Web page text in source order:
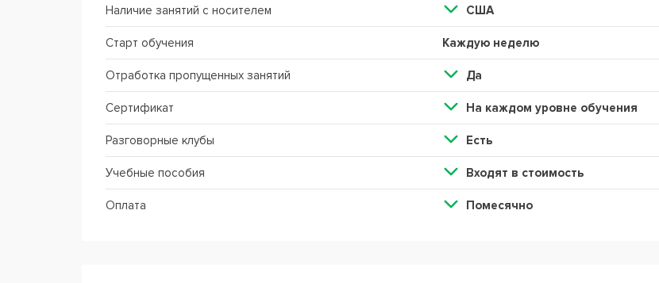
Наличие занятий с носителем США
Старт обучения Каждую неделю
Отработка пропущенных занятий Да
Сертификат На каждом уровне обучения
Разговорные клубы Есть
Учебные пособия Входят в стоимость
Оплата Помесячно